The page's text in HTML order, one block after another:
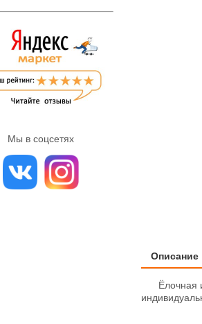
Описание
Ёлочная
Мы в соцсетях